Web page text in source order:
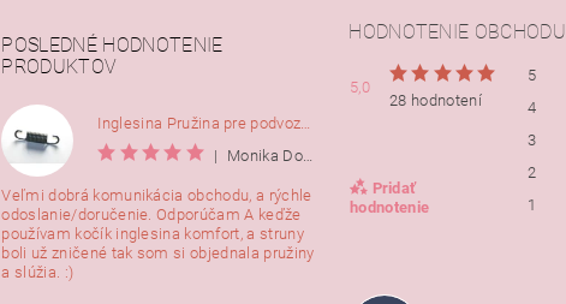
POSLEDNÉ HODNOTENIE
PRODUKTOV
Inglesina Pružina pre podvozok Comfort, 2ks
|
Monika Dorušáková
Veľmi dobrá komunikácia obchodu, a rýchle
odoslanie/doručenie. Odporúčam A keďže
používam kočík inglesina komfort, a struny
boli už zničené tak som si objednala pružiny
a slúžia. :)
HODNOTENIE OBCHODU
5,0
28 hodnotení
Pridať
hodnotenie
5
4
3
2
1